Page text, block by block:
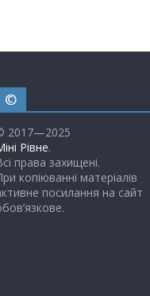
©
2017—2025
Рівне.
права захищені.
копіюванні матеріалів
посилання на сайт